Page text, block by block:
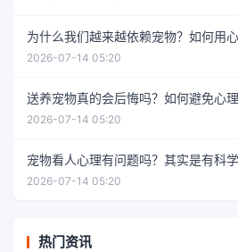
为什么我们越来越依赖宠物？如何用
2026-07-14 05:20
送养宠物真的会后悔吗？如何避免心
2026-07-14 05:20
宠物看人心理有问题吗？其实是有科
2026-07-14 05:20
热门资讯